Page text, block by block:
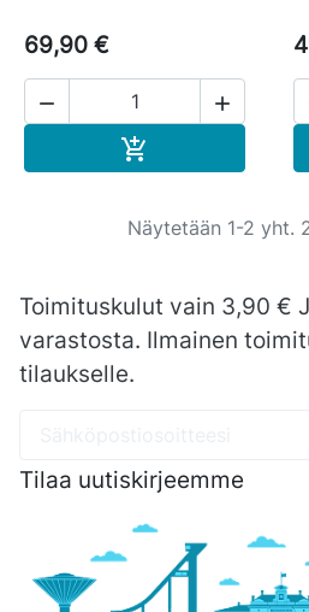
69,90 €
 

Näytetään 1-2 yht.
Toimituskulut vain 3,90 €
varastosta. Ilmainen
tilaukselle.
Tilaa uutiskirjeemme